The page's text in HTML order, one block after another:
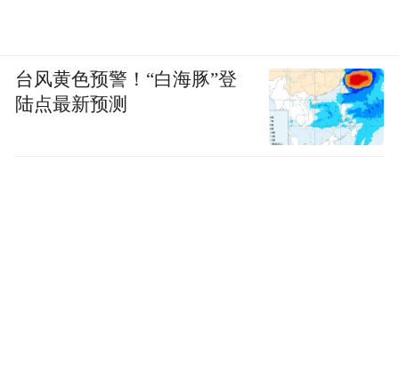
台风黄色预警！“白海豚”登
陆点最新预测